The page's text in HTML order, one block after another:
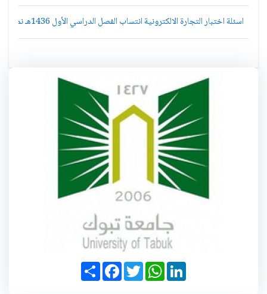
اسئلة اختبار التجارة الالكترونية انتساب الفصل الدراسي الأول 1436هـ نموذج (A
S
h
a
F
a
c
T
w
i
W
h
a
L
i
n